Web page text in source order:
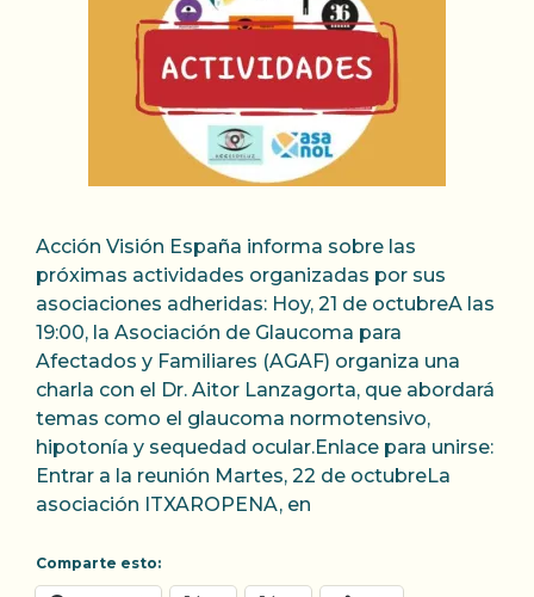
Acción Visión España informa sobre las
próximas actividades organizadas por sus
asociaciones adheridas: Hoy, 21 de octubreA las
19:00, la Asociación de Glaucoma para
Afectados y Familiares (AGAF) organiza una
charla con el Dr. Aitor Lanzagorta, que abordará
temas como el glaucoma normotensivo,
hipotonía y sequedad ocular.Enlace para unirse:
Entrar a la reunión Martes, 22 de octubreLa
asociación ITXAROPENA, en
Comparte esto: